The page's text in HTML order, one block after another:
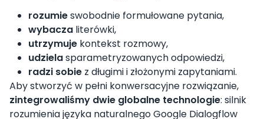
rozumieswobodnie formułowane pytania,
wybacza literówki,
utrzymuje kontekst rozmowy,
udzielasparametryzowanych odpowiedzi,
radzi sobie z długimi i złożonymi zapytaniami.
Aby stworzyć w pełni konwersacyjne rozwiązanie,
zintegrowaliśmy dwie globalne technologie: silnik
rozumienia języka naturalnego Google Dialogflow